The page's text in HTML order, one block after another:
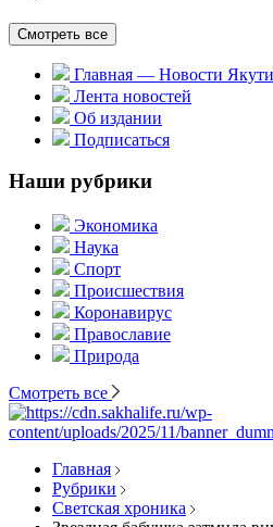
Смотреть все
Главная — Новости
Лента новостей
Об издании
Подписаться
Наши рубрики
Экономика
Наука
Спорт
Происшествия
Коронавирус
Православие
Природа
Смотреть все
Главная
Рубрики
Светская хроника